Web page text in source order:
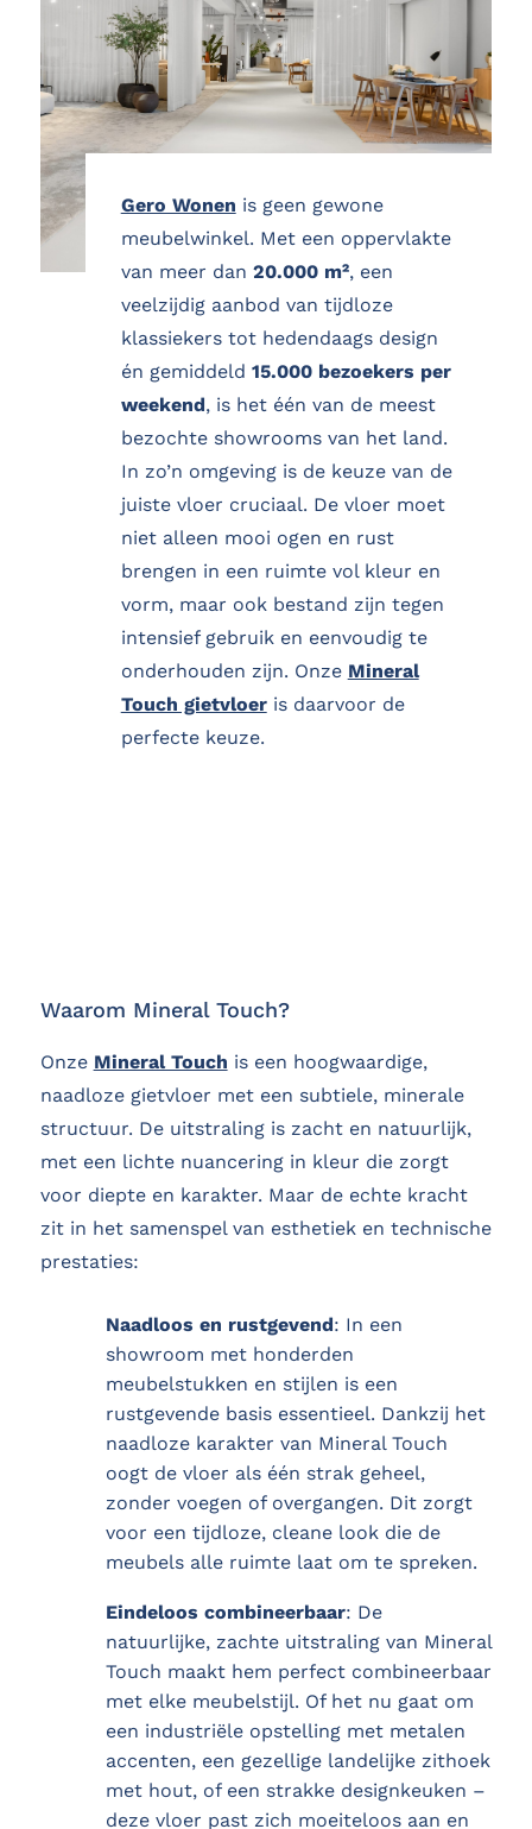
Gero Wonen is geen gewone
meubelwinkel. Met een oppervlakte
van meer dan 20.000 m², een
veelzijdig aanbod van tijdloze
klassiekers tot hedendaags design
én gemiddeld 15.000 bezoekers per
weekend, is het één van de meest
bezochte showrooms van het land.
In zo’n omgeving is de keuze van de
juiste vloer cruciaal. De vloer moet
niet alleen mooi ogen en rust
brengen in een ruimte vol kleur en
vorm, maar ook bestand zijn tegen
intensief gebruik en eenvoudig te
onderhouden zijn. Onze Mineral
Touch gietvloeris daarvoor de
perfecte keuze.
Waarom Mineral Touch?
Onze Mineral Touch is een hoogwaardige,
naadloze gietvloer met een subtiele, minerale
structuur. De uitstraling is zacht en natuurlijk,
met een lichte nuancering in kleur die zorgt
voor diepte en karakter. Maar de echte kracht
zit in het samenspel van esthetiek en technische
prestaties:
Naadloos en rustgevend: In een
showroom met honderden
meubelstukken en stijlen is een
rustgevende basis essentieel. Dankzij het
naadloze karakter van Mineral Touch
oogt de vloer als één strak geheel,
zonder voegen of overgangen. Dit zorgt
voor een tijdloze, cleane look die de
meubels alle ruimte laat om te spreken.
Eindeloos combineerbaar: De
natuurlijke, zachte uitstraling van Mineral
Touch maakt hem perfect combineerbaar
met elke meubelstijl. Of het nu gaat om
een industriële opstelling met metalen
accenten, een gezellige landelijke zithoek
met hout, of een strakke designkeuken –
deze vloer past zich moeiteloos aan en